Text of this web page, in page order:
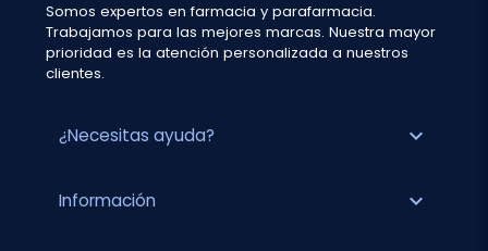
Somos expertos en farmacia y parafarmacia.
Trabajamos para las mejores marcas. Nuestra mayor
prioridad es la atención personalizada a nuestros
clientes.
¿Necesitas ayuda? expand_more
Información expand_more